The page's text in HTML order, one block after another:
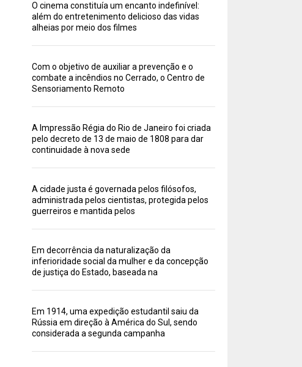
O cinema constituía um encanto indefinível:
além do entretenimento delicioso das vidas
alheias por meio dos filmes
Com o objetivo de auxiliar a prevenção e o
combate a incêndios no Cerrado, o Centro de
Sensoriamento Remoto
A Impressão Régia do Rio de Janeiro foi criada
pelo decreto de 13 de maio de 1808 para dar
continuidade à nova sede
A cidade justa é governada pelos filósofos,
administrada pelos cientistas, protegida pelos
guerreiros e mantida pelos
Em decorrência da naturalização da
inferioridade social da mulher e da concepção
de justiça do Estado, baseada na
Em 1914, uma expedição estudantil saiu da
Rússia em direção à América do Sul, sendo
considerada a segunda campanha